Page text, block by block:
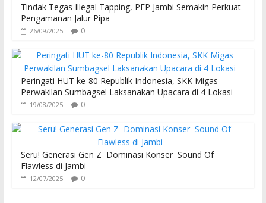
Tindak Tegas Illegal Tapping, PEP Jambi Semakin Perkuat
Pengamanan Jalur Pipa
26/09/2025 0
Peringati HUT ke-80 Republik Indonesia, SKK Migas
Perwakilan Sumbagsel Laksanakan Upacara di 4 Lokasi
19/08/2025 0
Seru! Generasi Gen Z Dominasi Konser Sound Of
Flawless di Jambi
12/07/2025 0